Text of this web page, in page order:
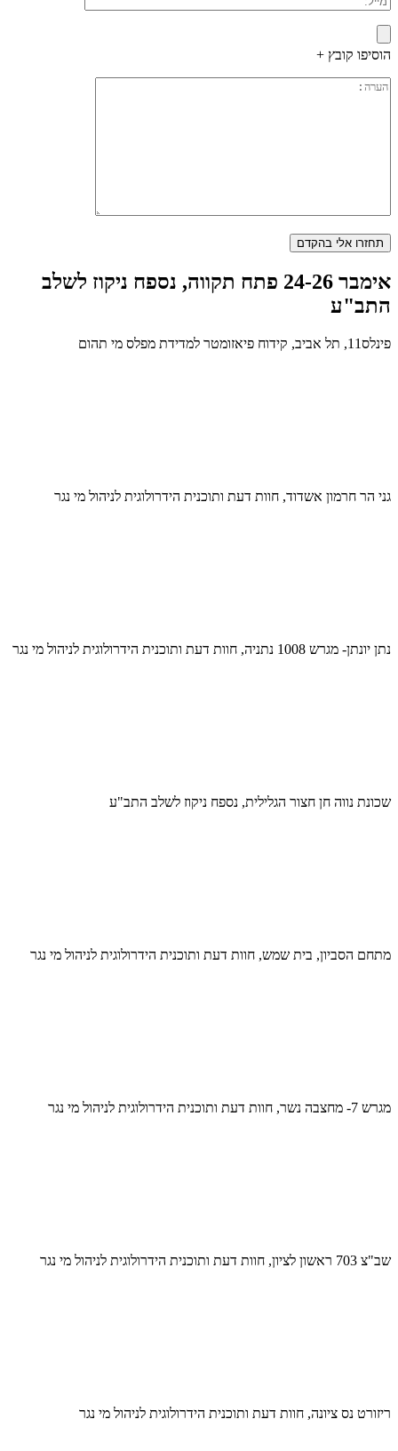
הוסיפו קובץ +
אימבר 24-26 פתח תקווה, נספח ניקוז לשלב
התב"ע
פינלס11, תל אביב, קידוח פיאזומטר למדידת מפלס מי תהום
גני הר חרמון אשדוד, חוות דעת ותוכנית הידרולוגית לניהול מי נגר
נתן יונתן- מגרש 1008 נתניה, חוות דעת ותוכנית הידרולוגית לניהול מי נגר
שכונת נווה חן חצור הגלילית, נספח ניקוז לשלב התב"ע
מתחם הסביון, בית שמש, חוות דעת ותוכנית הידרולוגית לניהול מי נגר
מגרש 7- מחצבה נשר, חוות דעת ותוכנית הידרולוגית לניהול מי נגר
שב"צ 703 ראשון לציון, חוות דעת ותוכנית הידרולוגית לניהול מי נגר
ריזורט נס ציונה, חוות דעת ותוכנית הידרולוגית לניהול מי נגר